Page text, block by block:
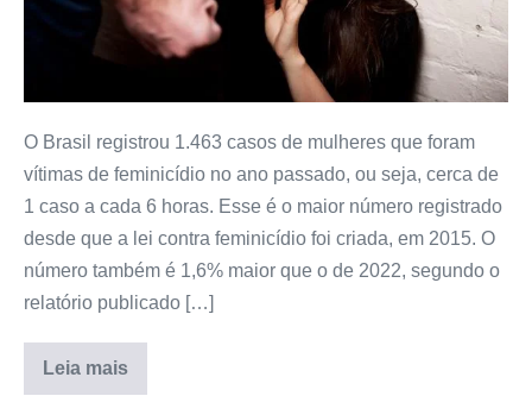
O Brasil registrou 1.463 casos de mulheres que foram
vítimas de feminicídio no ano passado, ou seja, cerca de
1 caso a cada 6 horas. Esse é o maior número registrado
desde que a lei contra feminicídio foi criada, em 2015. O
número também é 1,6% maior que o de 2022, segundo o
relatório publicado […]
Leia mais